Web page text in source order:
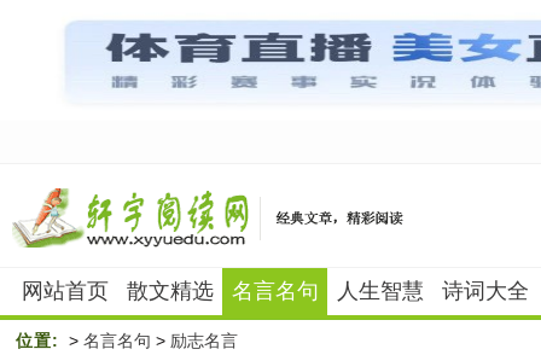
网站首页 散文精选 名言名句 人生智慧 诗词大全
位置: > 名言名句 > 励志名言